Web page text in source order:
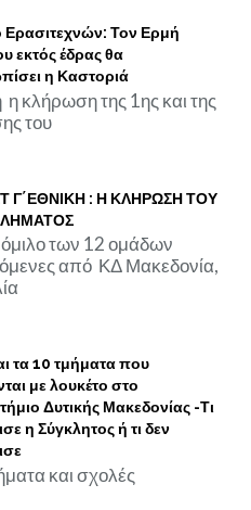
Ερασιτεχνών: Τον Ερμή
εκτός έδρας θα
η Καστοριά
η κλήρωση της 1ης και της
του
Γ΄ΕΘΝΙΚΗ : Η ΚΛΗΡΩΣΗ ΤΟΥ
των 12 ομάδων
από ΚΔ Μακεδονία,
τα 10 τμήματα που
με λουκέτο στο
Δυτικής Μακεδονίας -Τι
η Σύγκλητος ή τι δεν
και σχολές